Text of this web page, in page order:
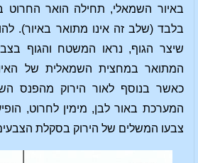
באיור השמאלי, תחילה הואר החרוט
בלבד (שלב זה אינו מתואר באיור).
שיצר הגוף, נראו המשטח והגוף
המתואר במחצית השמאלית של
כאשר בנוסף לאור הירוק מהפנס
המערכת באור לבן, מימין לחרוט,
צבעו המשלים של הירוק בסקלת